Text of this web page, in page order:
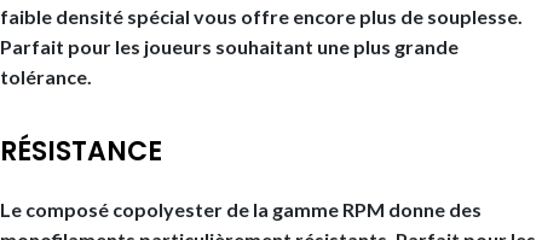
faible densité spécial vous offre encore plus de souplesse.
Parfait pour les joueurs souhaitant une plus grande
tolérance.
RÉSISTANCE
Le composé copolyester de la gamme RPM donne des